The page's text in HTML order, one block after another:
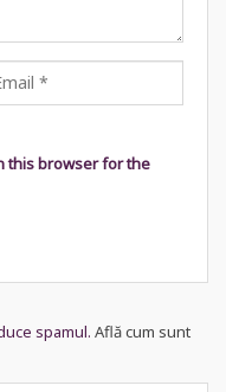
this browser for the
spamul. Află cum sunt